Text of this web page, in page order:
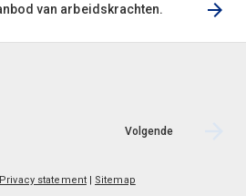
van arbeidskrachten.
Volgende
Privacy statement| Sitemap